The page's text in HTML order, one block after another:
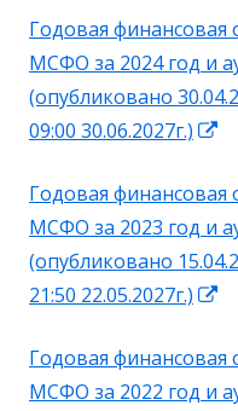
Годовая финансовая
МСФО за 2024 год и
(опубликовано
09:00 30.06.2027г.)
Годовая финансовая
МСФО за 2023 год и
(опубликовано
21:50 22.05.2027г.)
Годовая финансовая
МСФО за 2022 год и